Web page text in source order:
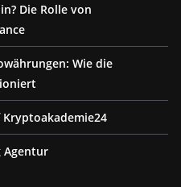
Die Rolle von
Wie die
Agentur